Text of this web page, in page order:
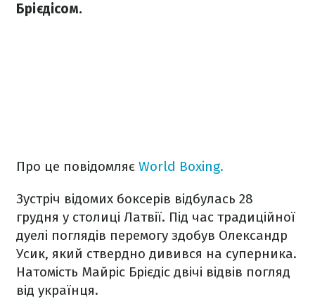
Брієдісом.
Про це повідомляє World Boxing.
Зустріч відомих боксерів відбулась 28
грудня у столиці Латвії. Під час традиційної
дуелі поглядів перемогу здобув Олександр
Усик, який ствердно дивився на суперника.
Натомість Майріс Брієдіс двічі відвів погляд
від українця.